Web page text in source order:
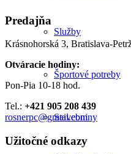
Služby
Športové potreby
Stavebniny
Predajňa
Krásnohorská 3, Bratislava-
Otváracie hodiny:
Pon-Pia 10-18 hod.
Tel.: +421 905 208 439
rosnerpc@gmail.com
Užitočné odkazy